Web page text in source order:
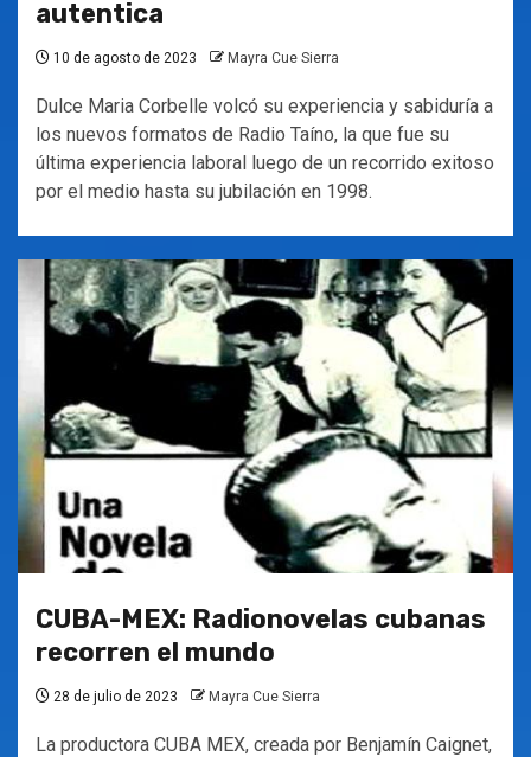
autentica
10 de agosto de 2023 Mayra Cue Sierra
Dulce Maria Corbelle volcó su experiencia y sabiduría a
los nuevos formatos de Radio Taíno, la que fue su
última experiencia laboral luego de un recorrido exitoso
por el medio hasta su jubilación en 1998.
CUBA-MEX: Radionovelas cubanas
recorren el mundo
28 de julio de 2023 Mayra Cue Sierra
La productora CUBA MEX, creada por Benjamín Caignet,